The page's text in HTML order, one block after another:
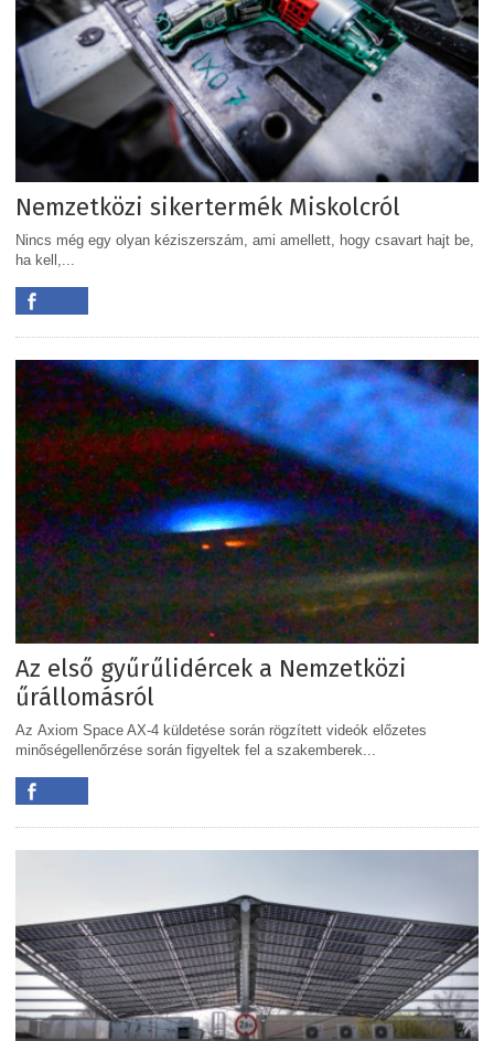
Nemzetközi sikertermék Miskolcról
Nincs még egy olyan kéziszerszám, ami amellett, hogy csavart hajt be,
ha kell,...
Az első gyűrűlidércek a Nemzetközi
űrállomásról
Az Axiom Space AX-4 küldetése során rögzített videók előzetes
minőségellenőrzése során figyeltek fel a szakemberek...